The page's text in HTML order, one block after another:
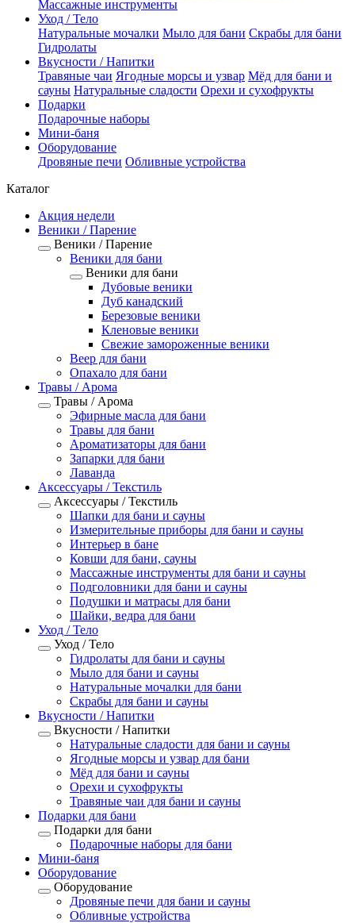
Массажные инструменты
Уход / Тело
Натуральные мочалки Мыло для бани Скрабы для бани
Гидролаты
Вкусности / Напитки
Травяные чаи Ягодные морсы и узвар Мёд для бани и
сауны Натуральные сладости Орехи и сухофрукты
Подарки
Подарочные наборы
Мини-баня
Оборудование
Дровяные печи Обливные устройства
Каталог
Акция недели
Веники / Парение
Веники / Парение
Веники для бани
Веники для бани
Дубовые веники
Дуб канадский
Березовые веники
Кленовые веники
Свежие замороженные веники
Веер для бани
Опахало для бани
Травы / Арома
Травы / Арома
Эфирные масла для бани
Травы для бани
Ароматизаторы для бани
Запарки для бани
Лаванда
Аксессуары / Текстиль
Аксессуары / Текстиль
Шапки для бани и сауны
Измерительные приборы для бани и сауны
Интерьер в бане
Ковши для бани, сауны
Массажные инструменты для бани и сауны
Подголовники для бани и сауны
Подушки и матрасы для бани
Шайки, ведра для бани
Уход / Тело
Уход / Тело
Гидролаты для бани и сауны
Мыло для бани и сауны
Натуральные мочалки для бани
Скрабы для бани и сауны
Вкусности / Напитки
Вкусности / Напитки
Натуральные сладости для бани и сауны
Ягодные морсы и узвар для бани
Мёд для бани и сауны
Орехи и сухофрукты
Травяные чаи для бани и сауны
Подарки для бани
Подарки для бани
Подарочные наборы для бани
Мини-баня
Оборудование
Оборудование
Дровяные печи для бани и сауны
Обливные устройства